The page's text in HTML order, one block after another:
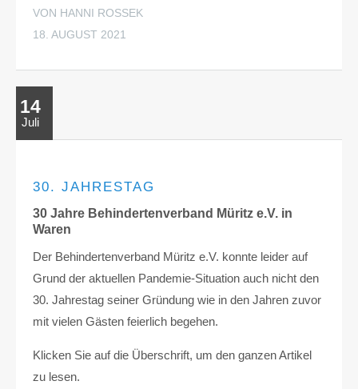
VON HANNI ROSSEK
18. AUGUST 2021
14
Juli
30. JAHRESTAG
30 Jahre Behindertenverband Müritz e.V. in
Waren
Der Behindertenverband Müritz e.V. konnte leider auf
Grund der aktuellen Pandemie-Situation auch nicht den
30. Jahrestag seiner Gründung wie in den Jahren zuvor
mit vielen Gästen feierlich begehen.
Klicken Sie auf die Überschrift, um den ganzen Artikel
zu lesen.